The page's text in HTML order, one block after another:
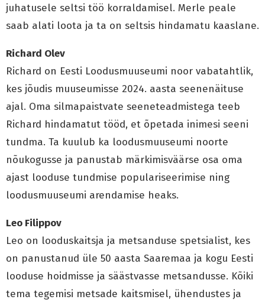
juhatusele seltsi töö korraldamisel. Merle peale
saab alati loota ja ta on seltsis hindamatu kaaslane.
Richard Olev
Richard on Eesti Loodusmuuseumi noor vabatahtlik,
kes jõudis muuseumisse 2024. aasta seenenäituse
ajal. Oma silmapaistvate seeneteadmistega teeb
Richard hindamatut tööd, et õpetada inimesi seeni
tundma. Ta kuulub ka loodusmuuseumi noorte
nõukogusse ja panustab märkimisväärse osa oma
ajast looduse tundmise populariseerimise ning
loodusmuuseumi arendamise heaks.
Leo Filippov
Leo on looduskaitsja ja metsanduse spetsialist, kes
on panustanud üle 50 aasta Saaremaa ja kogu Eesti
looduse hoidmisse ja säästvasse metsandusse. Kõiki
tema tegemisi metsade kaitsmisel, ühendustes ja